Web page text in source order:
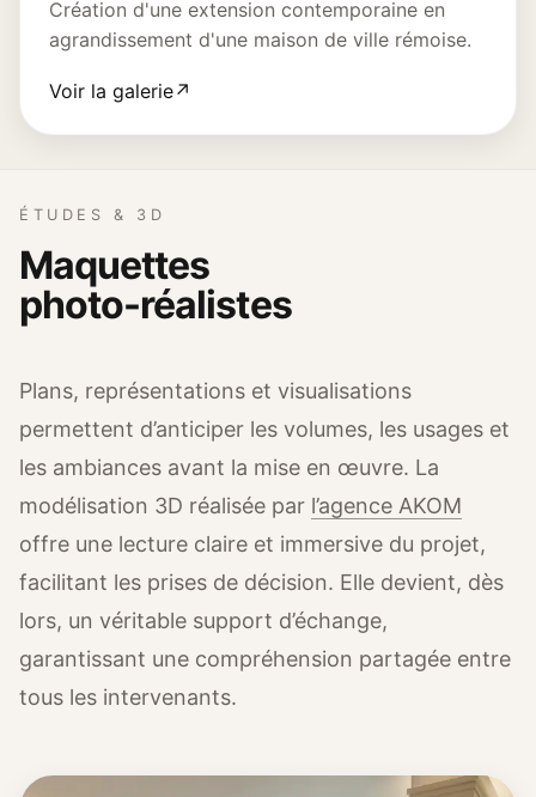
Création d'une extension contemporaine en
agrandissement d'une maison de ville rémoise.
Voir la galerie↗
ÉTUDES & 3D
Maquettes
photo-réalistes
Plans, représentations et visualisations
permettent d’anticiper les volumes, les usages et
les ambiances avant la mise en œuvre. La
modélisation 3D réalisée par l’agence AKOM
offre une lecture claire et immersive du projet,
facilitant les prises de décision. Elle devient, dès
lors, un véritable support d’échange,
garantissant une compréhension partagée entre
tous les intervenants.